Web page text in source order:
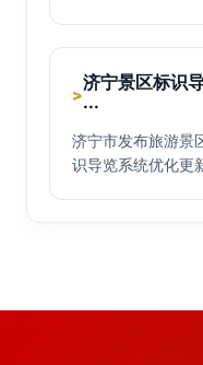
>
济宁景区标识
···
济宁市发布旅游景
识导览系统优化更